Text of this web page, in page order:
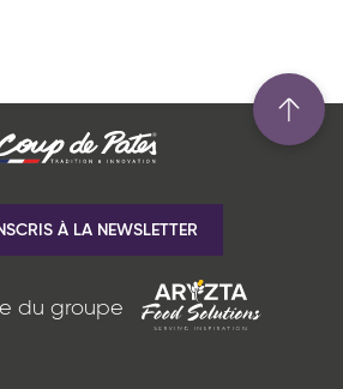
À LA NEWSLETTER
du groupe